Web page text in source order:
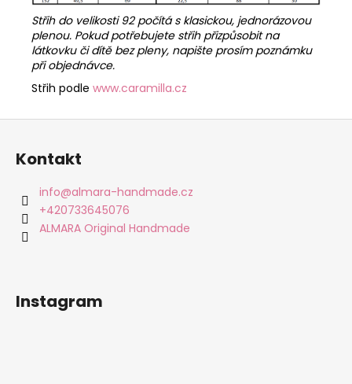
Střih do velikosti 92 počítá s klasickou, jednorázovou
plenou. Pokud potřebujete střih přizpůsobit na
látkovku či dítě bez pleny, napište prosím poznámku
při objednávce.
Střih podle www.caramilla.cz
Kontakt
info@almara-handmade.cz
+420733645076
ALMARA Original Handmade
Instagram